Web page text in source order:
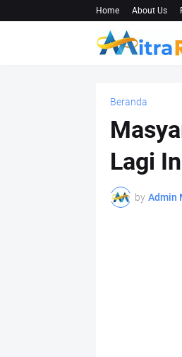
Home About Us
Beranda
Lagi
by Admin